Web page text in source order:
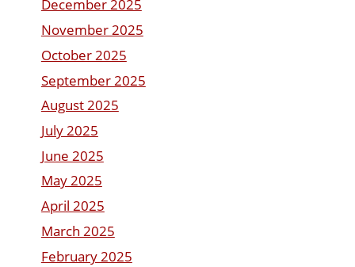
December 2025
November 2025
October 2025
September 2025
August 2025
July 2025
June 2025
May 2025
April 2025
March 2025
February 2025